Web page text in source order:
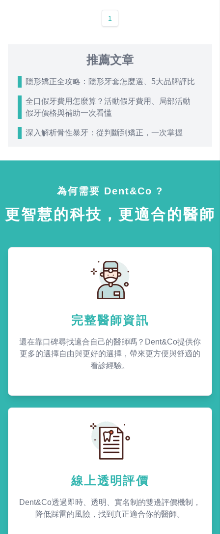
1
推薦文章
隱形矯正全攻略：隱形牙套怎麼選、5大品牌評比
全口假牙費用怎麼算？活動假牙費用、局部活動
假牙價格與補助一次看懂
深入解析骨性暴牙：從判斷到矯正，一次掌握
為何需要 Dent&Co ?
更智慧的科技，更適合的醫師
完整醫師資訊
還在靠口碑尋找適合自己的醫師嗎？Dent&Co提供你
更多的選擇自由與更好的選擇，帶來更方便與舒適的
看診經驗。
線上透明評價
Dent&Co透過即時、透明、實名制的雙邊評價機制，
降低踩雷的風險，找到真正適合你的醫師。